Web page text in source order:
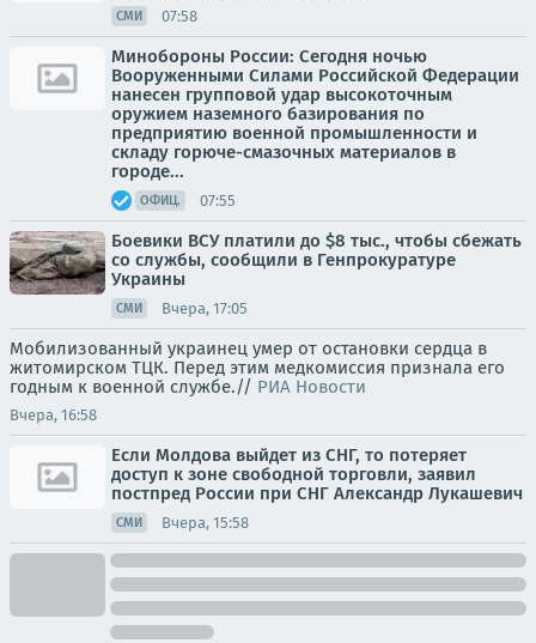
СМИ 07:58
Минобороны России: Сегодня ночью
Вооруженными Силами Российской Федерации
нанесен групповой удар высокоточным
оружием наземного базирования по
предприятию военной промышленности и
складу горюче-смазочных материалов в
городе...
ОФИЦ. 07:55
Боевики ВСУ платили до $8 тыс., чтобы сбежать
со службы, сообщили в Генпрокуратуре
Украины
СМИ Вчера, 17:05
Мобилизованный украинец умер от остановки сердца в
житомирском ТЦК. Перед этим медкомиссия признала его
годным к военной службе.// РИА Новости
Вчера, 16:58
Если Молдова выйдет из СНГ, то потеряет
доступ к зоне свободной торговли, заявил
постпред России при СНГ Александр Лукашевич
СМИ Вчера, 15:58